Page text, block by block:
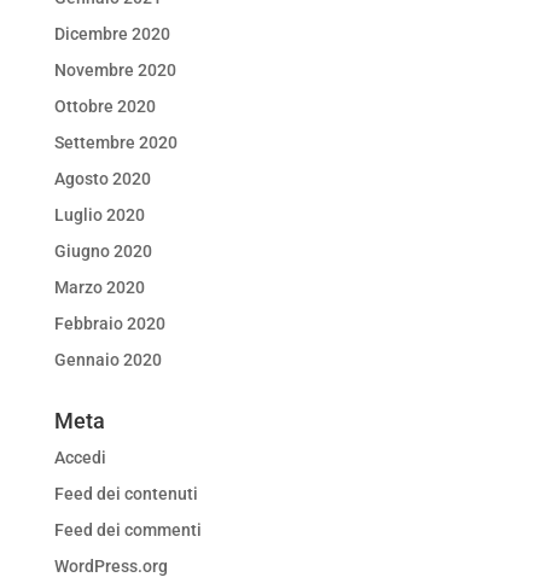
Dicembre 2020
Novembre 2020
Ottobre 2020
Settembre 2020
Agosto 2020
Luglio 2020
Giugno 2020
Marzo 2020
Febbraio 2020
Gennaio 2020
Meta
Accedi
Feed dei contenuti
Feed dei commenti
WordPress.org